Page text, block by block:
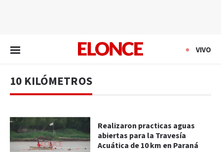
VIVO
10 KILÓMETROS
Realizaron practicas aguas
abiertas para la Travesía
Acuática de 10 km en Paraná